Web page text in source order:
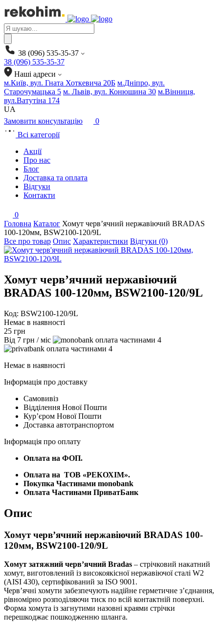
Products
search
38 (096) 535-35-37
38 (096) 535-35-37
Наші адреси
м.Київ, вул. Гната Хоткевича 20Б м.Дніпро, вул.
Старочумацька 5 м. Львів, вул. Конюшина 30 м.Вінниця,
вул.Ватутіна 174
UA
Замовити консультацію
0
Всі категорії
Акції
Про нас
Блог
Доставка та оплата
Відгуки
Контакти
0
Головна Каталог Хомут черв’ячний нержавіючий BRADAS
100-120мм, BSW2100-120/9L
Все про товар Опис Характеристики Відгуки (0)
Хомут черв’ячний нержавіючий
BRADAS 100-120мм, BSW2100-120/9L
Код: BSW2100-120/9L
Немає в наявності
25 грн
Від 7 грн / міс
4
4
Немає в наявності
Інформація про доставку
Самовивіз
Відділення Нової Пошти
Курʼєром Нової Пошти
Доставка автотранспортом
Інформація про оплату
Оплата на ФОП.
Оплата на ТОВ «РЕКОХІМ».
Покупка Частинами monobank
Оплата Частинами ПриватБанк
Опис
Хомут черв’ячний нержавіючий BRADAS 100-
120мм, BSW2100-120/9L
Хомут затяжний черв’ячний Bradas – стрічковий накатний
хомут, виготовлений із високоякісної нержавіючої сталі W2
(AISI 430), сертифікований за ISO 9001.
Черв’ячні хомути забезпечують надійне герметичне з’єднання,
рівномірно розподіляючи тиск по всій контактній поверхні.
Форма хомута із загнутими назовні краями стрічки
перешкоджає пошкодженню шланга.